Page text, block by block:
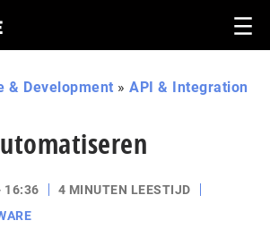
& Development » API & Integration
16:36
4 MINUTEN LEESTIJD